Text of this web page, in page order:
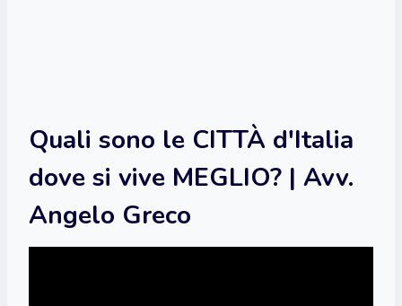
Quali sono le CITTÀ d'Italia
dove si vive MEGLIO? | Avv.
Angelo Greco